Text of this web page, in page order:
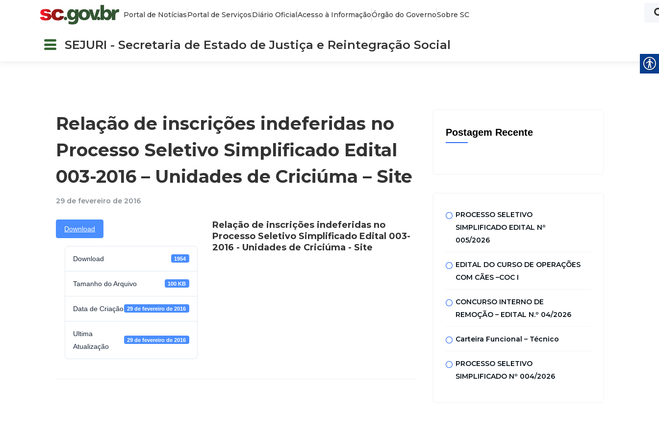
Portal de NotíciasPortal de ServiçosDiário OficialAcesso à InformaçãoÓrgão do GovernoSobre SC
SEJURI - Secretaria de Estado de Justiça e Reintegração Social
Relação de inscrições indeferidas no
Processo Seletivo Simplificado Edital
003-2016 – Unidades de Criciúma – Site
29 de fevereiro de 2016
Download
Download 1954
Tamanho do Arquivo 100 KB
Data de Criação 29 de fevereiro de 2016
Ultima
Atualização
29 de fevereiro de 2016
Relação de inscrições indeferidas no
Processo Seletivo Simplificado Edital 003-
2016 - Unidades de Criciúma - Site
Postagem Recente
PROCESSO SELETIVO
SIMPLIFICADO EDITAL Nº
005/2026
EDITAL DO CURSO DE OPERAÇÕES
COM CÃES –COC I
CONCURSO INTERNO DE
REMOÇÃO – EDITAL N.º 04/2026
Carteira Funcional – Técnico
PROCESSO SELETIVO
SIMPLIFICADO Nº 004/2026